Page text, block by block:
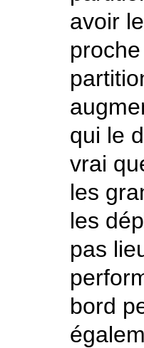
avoir
qui le
vrai
les
les
pas
bord